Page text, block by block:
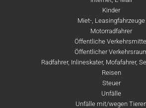
Kinder
Miet-, Leasingfahrzeuge
Motorradfahrer
Öffentliche Verkehrsmittel
Öffentlicher
Radfahrer, Inlineskater, Mofafahrer,
Reisen
Steuer
Unfälle
Unfälle mit/wegen